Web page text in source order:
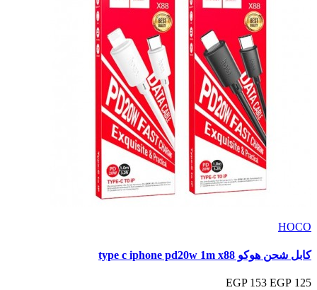
HOCO
كابل شحن هوكو type c iphone pd20w 1m x88
125 EGP
153 EGP